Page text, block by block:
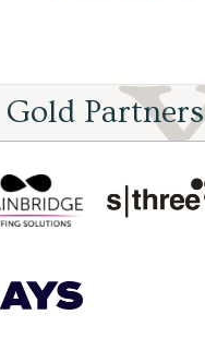
Gold Partners